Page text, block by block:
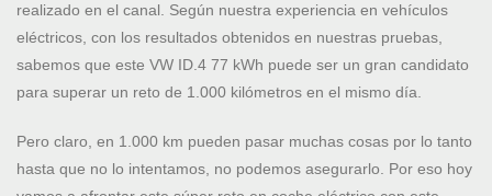
realizado en el canal. Según nuestra experiencia en vehículos
eléctricos, con los resultados obtenidos en nuestras pruebas,
sabemos que este VW ID.4 77 kWh puede ser un gran candidato
para superar un reto de 1.000 kilómetros en el mismo día.
Pero claro, en 1.000 km pueden pasar muchas cosas por lo tanto
hasta que no lo intentamos, no podemos asegurarlo. Por eso hoy